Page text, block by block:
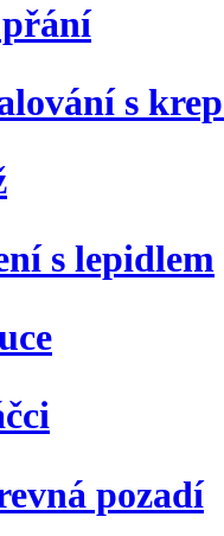
s
s lepidlem
pozadí